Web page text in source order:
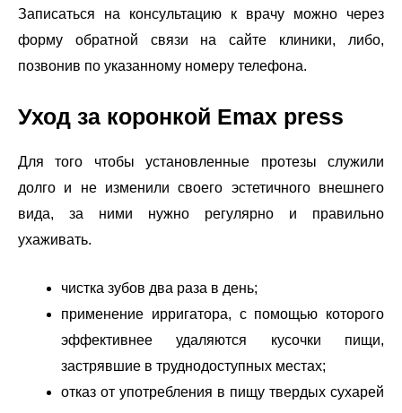
Записаться на консультацию к врачу можно через
форму обратной связи на сайте клиники, либо,
позвонив по указанному номеру телефона.
Уход за коронкой Emax press
Для того чтобы установленные протезы служили
долго и не изменили своего эстетичного внешнего
вида, за ними нужно регулярно и правильно
ухаживать.
чистка зубов два раза в день;
применение ирригатора, с помощью которого
эффективнее удаляются кусочки пищи,
застрявшие в труднодоступных местах;
отказ от употребления в пищу твердых сухарей